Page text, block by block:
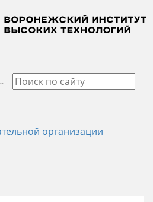
организации